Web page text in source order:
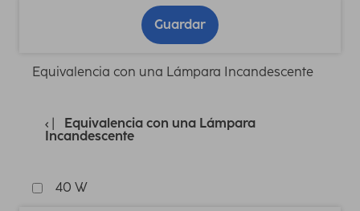
Guardar
Equivalencia con una Lámpara Incandescente
Equivalencia con una Lámpara
Incandescente
40 W